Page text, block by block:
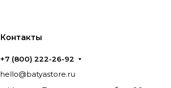
Контакты
+7 (800) 222-26-92
hello@batyastore.ru